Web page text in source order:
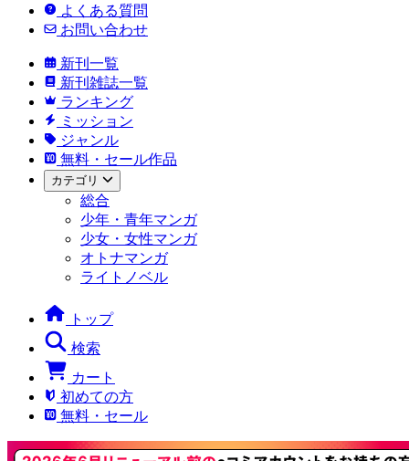
よくある質問
お問い合わせ
新刊一覧
新刊雑誌一覧
ランキング
ミッション
ジャンル
無料・セール作品
カテゴリ
総合
少年・青年マンガ
少女・女性マンガ
オトナマンガ
ライトノベル
トップ
検索
カート
初めての方
無料・セール